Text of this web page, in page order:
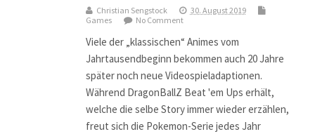
Christian Sengstock
30. August 2019
Games
No Comment
Viele der „klassischen“ Animes vom
Jahrtausendbeginn bekommen auch 20 Jahre
später noch neue Videospieladaptionen.
Während DragonBallZ Beat 'em Ups erhält,
welche die selbe Story immer wieder erzählen,
freut sich die Pokemon-Serie jedes Jahr